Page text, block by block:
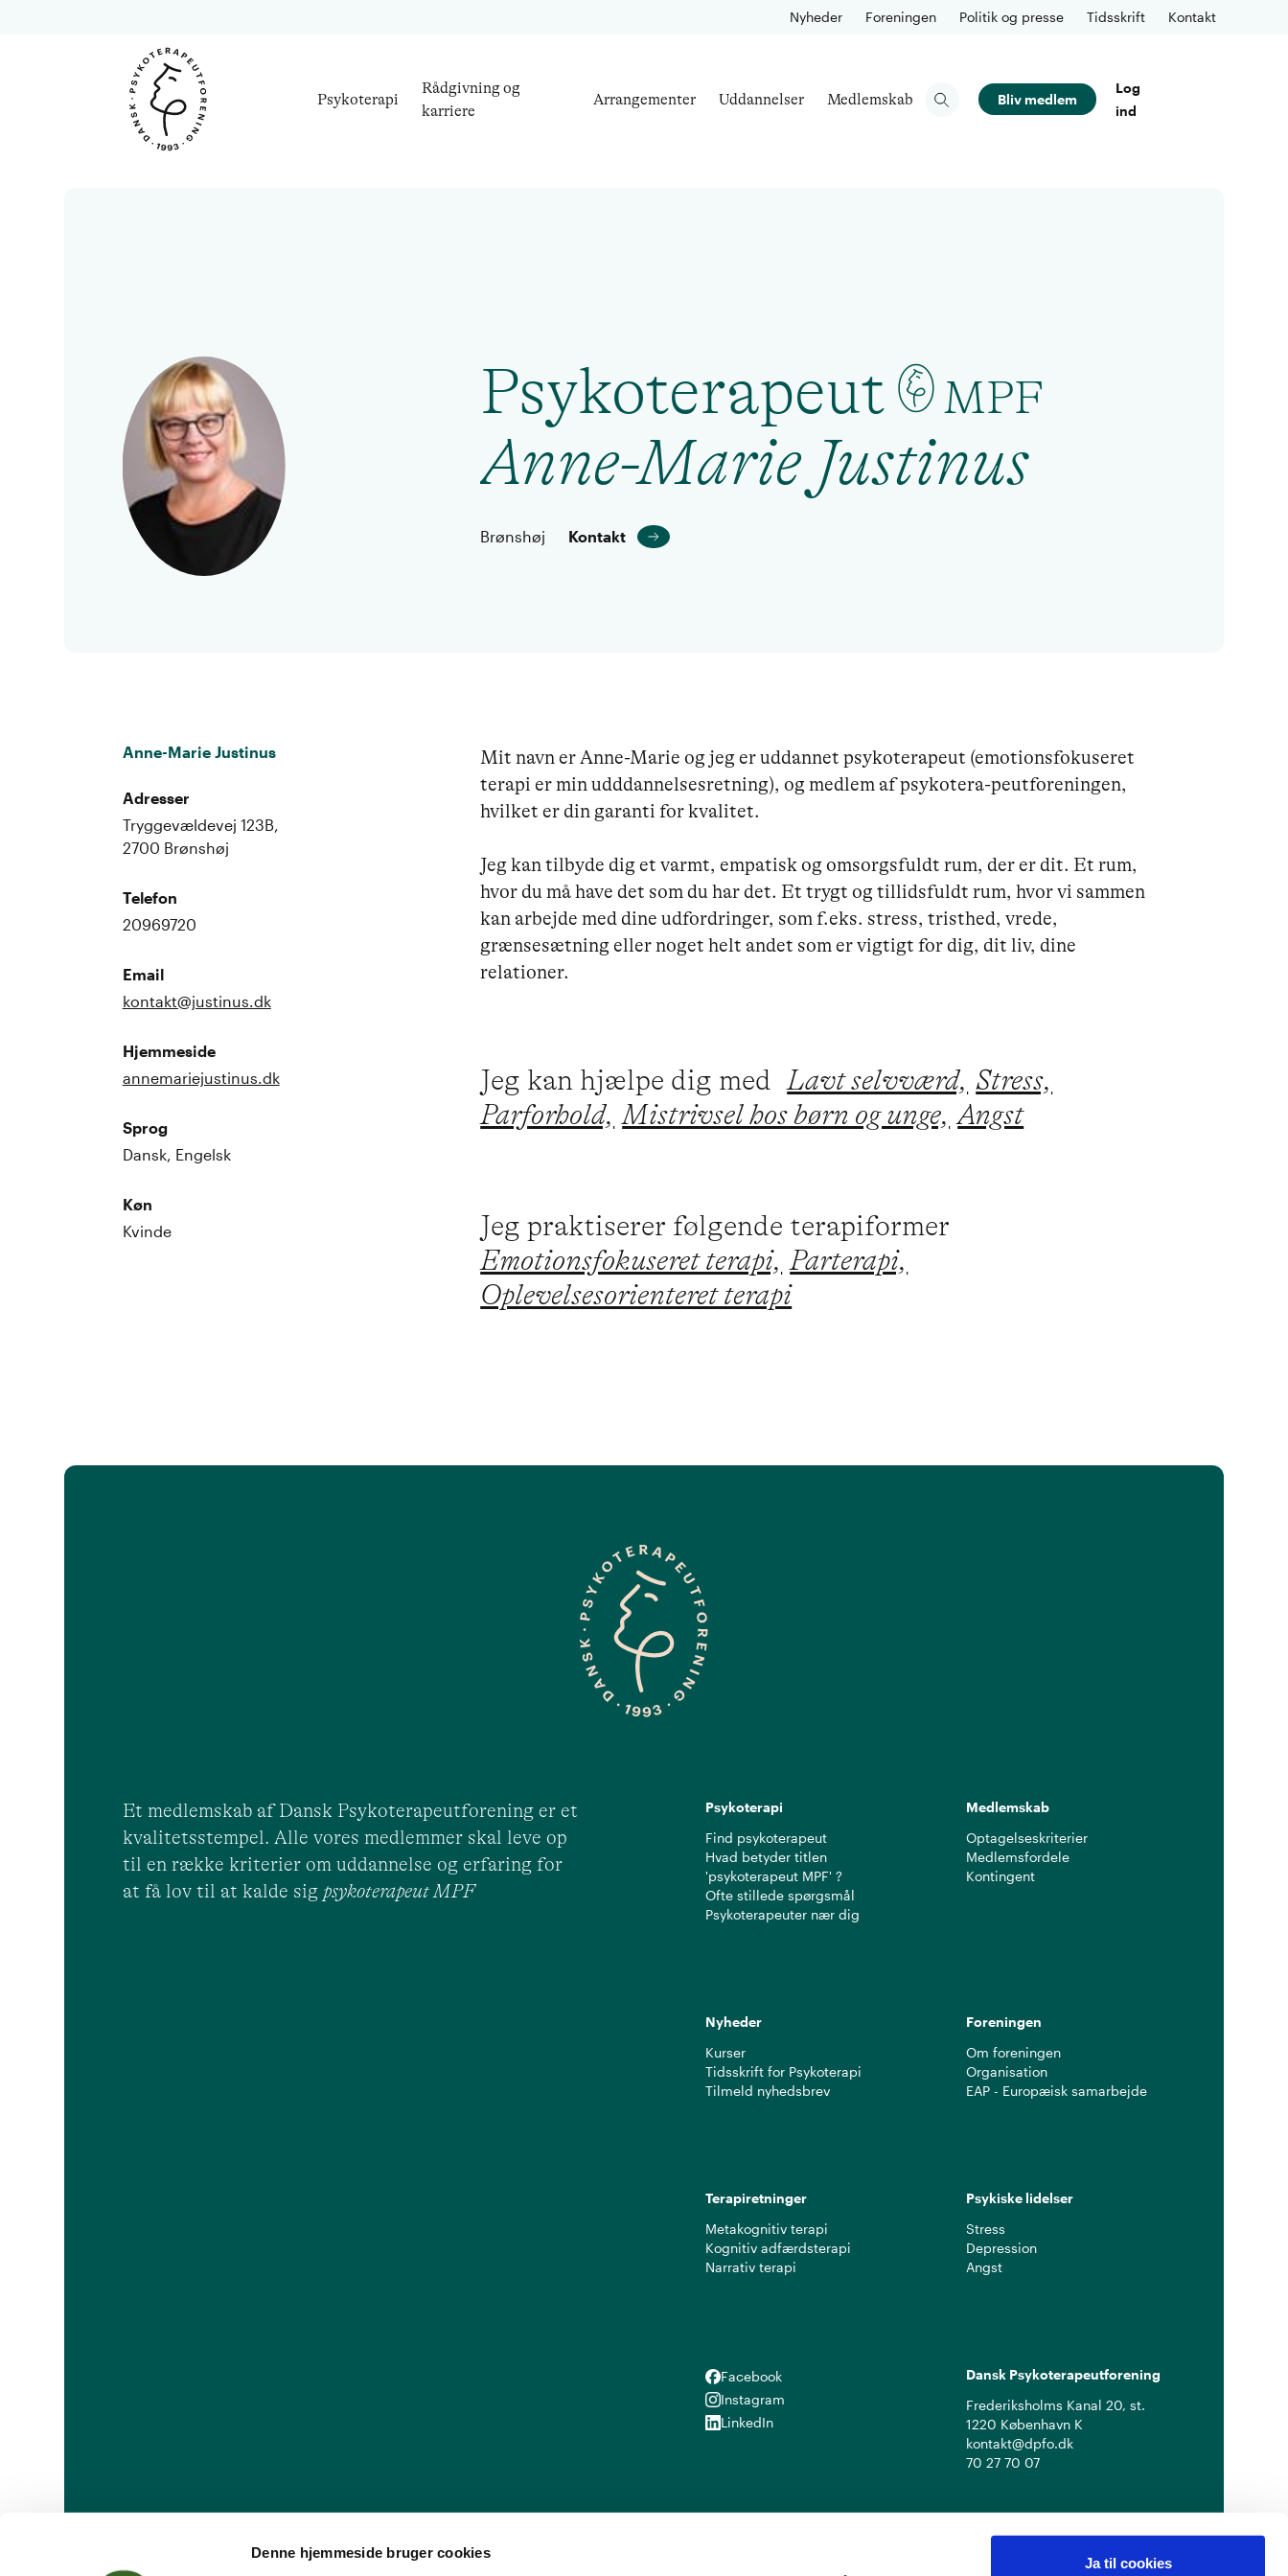
Denne hjemmeside bruger cookies
Ja til cookies
Nyheder Foreningen Politik og presse Tidsskrift Kontakt
Psykoterapi
Rådgivning og
karriere
Arrangementer Uddannelser Medlemskab Bliv medlem
Log
ind
Psykoterapeut MPF
Anne-Marie Justinus
Brønshøj Kontakt
Anne-Marie Justinus
Adresser
Tryggevældevej 123B,
2700 Brønshøj
Telefon
20969720
Email
kontakt@justinus.dk
Hjemmeside
annemariejustinus.dk
Sprog
Dansk, Engelsk
Køn
Kvinde
Mit navn er Anne-Marie og jeg er uddannet psykoterapeut (emotionsfokuseret
terapi er min udddannelsesretning), og medlem af psykotera-peutforeningen,
hvilket er din garanti for kvalitet.
Jeg kan tilbyde dig et varmt, empatisk og omsorgsfuldt rum, der er dit. Et rum,
hvor du må have det som du har det. Et trygt og tillidsfuldt rum, hvor vi sammen
kan arbejde med dine udfordringer, som f.eks. stress, tristhed, vrede,
grænsesætning eller noget helt andet som er vigtigt for dig, dit liv, dine
relationer.
Jeg kan hjælpe dig med Lavt selvværd, Stress,
Parforhold, Mistrivsel hos børn og unge, Angst
Jeg praktiserer følgende terapiformer
Emotionsfokuseret terapi, Parterapi,
Oplevelsesorienteret terapi
Et medlemskab af Dansk Psykoterapeutforening er et
kvalitetsstempel. Alle vores medlemmer skal leve op
til en række kriterier om uddannelse og erfaring for
at få lov til at kalde sig psykoterapeut MPF
Psykoterapi
Find psykoterapeut
Hvad betyder titlen
'psykoterapeut MPF' ?
Ofte stillede spørgsmål
Psykoterapeuter nær dig
Medlemskab
Optagelseskriterier
Medlemsfordele
Kontingent
Nyheder
Kurser
Tidsskrift for Psykoterapi
Tilmeld nyhedsbrev
Foreningen
Om foreningen
Organisation
EAP - Europæisk samarbejde
Terapiretninger
Metakognitiv terapi
Kognitiv adfærdsterapi
Narrativ terapi
Psykiske lidelser
Stress
Depression
Angst
Facebook
Facebook
Instagram
Instagram
LinkedIn
LinkedIn
Dansk Psykoterapeutforening
Frederiksholms Kanal 20, st.
1220 København K
kontakt@dpfo.dk
70 27 70 07